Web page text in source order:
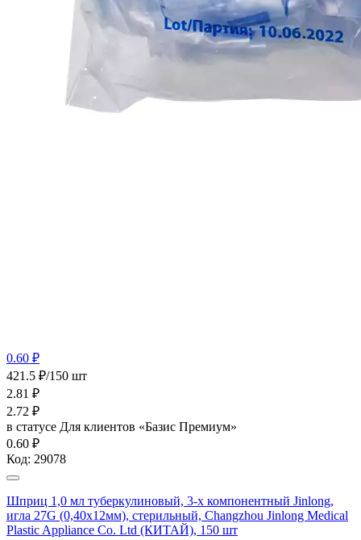
0.60 ₽
421.5 ₽/150 шт
2.81 ₽
2.72 ₽
в статусе Для клиентов «Базис Премиум»
0.60 ₽
Код: 29078
Шприц 1,0 мл туберкулиновый, 3-х компонентный Jinlong,
игла 27G (0,40х12мм), стерильный, Changzhou Jinlong Medical
Plastic Appliance Co. Ltd (КИТАЙ), 150 шт